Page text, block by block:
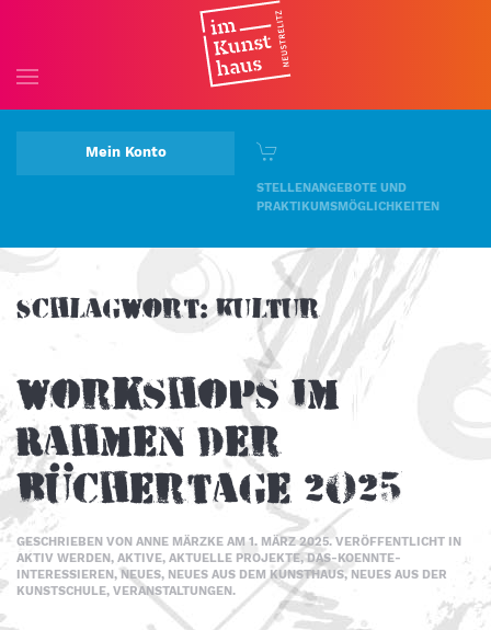
Mein Konto
STELLENANGEBOTE UND
PRAKTIKUMSMÖGLICHKEITEN
Schlagwort: Kultur
Workshops im
Rahmen der
Büchertage 2025
GESCHRIEBEN VON ANNE MÄRZKE AM 1. MÄRZ 2025. VERÖFFENTLICHT IN
AKTIV WERDEN, AKTIVE, AKTUELLE PROJEKTE,DAS-KOENNTE-
INTERESSIEREN, NEUES, NEUES AUS DEM KUNSTHAUS, NEUES AUS DER
KUNSTSCHULE, VERANSTALTUNGEN.